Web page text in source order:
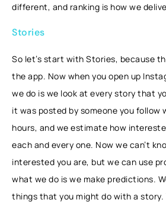
different, and ranking is how we
Stories
So let’s start with Stories, because
the app. Now when you open up
we do is we look at every story that
it was posted by someone you follow
hours, and we estimate how
each and every one. Now we can’t
interested you are, but we can use
what we do is we make predictions.
things that you might do with a story.